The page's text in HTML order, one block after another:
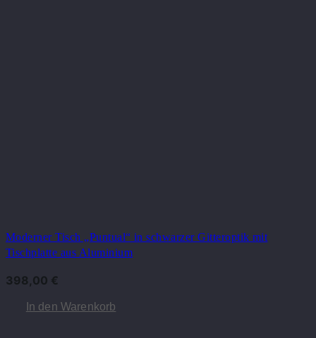
Moderner Tisch „Puntual“ in schwarzer Gitteroptik mit
Tischplatte aus Aluminium
398,00 €
In den Warenkorb